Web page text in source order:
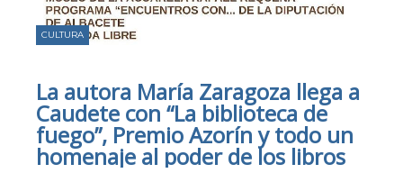
CULTURA
La autora María Zaragoza llega a
Caudete con “La biblioteca de
fuego”, Premio Azorín y todo un
homenaje al poder de los libros